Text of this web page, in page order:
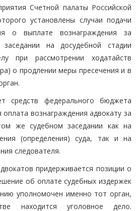
Счетной палаты Российской
установлены случаи подачи
о выплате вознаграждения за
на досудебной стадии
при рассмотрении ходатайств
о продлении меры пресечения и в
средств федерального бюджета
вознаграждения адвокату за
же судебном заседании как на
(определения) суда, так и на
следователя.
придерживается позиции о
об оплате судебных издержек
уполномочен именно тот орган,
находится уголовное дело.